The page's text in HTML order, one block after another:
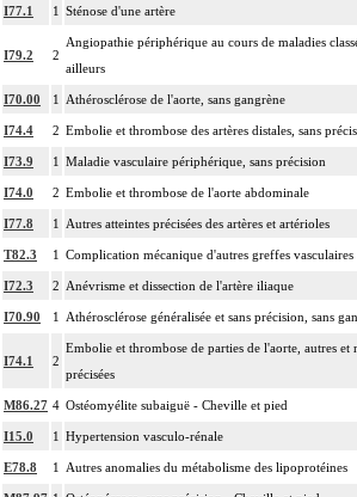
ou prothèse.
Par thoracotomie, on entend : tout abord de la
thoracotomie latérale, thoracotomie postérieure.
La circulation extracorporelle [CEC] pour acte
chirurgien, l'installation, la conduite de la
- choix du niveau d'hypothermie
- choix du débit de CEC
- décision d'arrêt circulatoire
- définition des protocoles de remplissage
La suture d'un vaisseau inclut l'angioplastie
Le pontage artériel inclut la
Les actes sur le thorax, par thoracoscopie
intrathoracique associée, la pose de drain
I77.1 1 Sténose d'une artère
I79.2 2
Angiopathie périphérique au cours de maladies
ailleurs
I70.00 1 Athérosclérose de l'aorte, sans gangrène
I74.4 2 Embolie et thrombose des artères distales, sans
I73.9 1 Maladie vasculaire périphérique, sans précision
I74.0 2 Embolie et thrombose de l'aorte abdominale
I77.8 1 Autres atteintes précisées des artères et artérioles
T82.3 1 Complication mécanique d'autres greffes vasculaires
I72.3 2 Anévrisme et dissection de l'artère iliaque
I70.90 1 Athérosclérose généralisée et sans précision, sans
I74.1 2
Embolie et thrombose de parties de l'aorte, autres et
précisées
M86.27 4 Ostéomyélite subaiguë - Cheville et pied
I15.0 1 Hypertension vasculo-rénale
E78.8 1 Autres anomalies du métabolisme des lipoprotéines